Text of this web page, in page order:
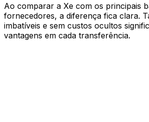
Ao comparar a Xe com os principais
fornecedores, a diferença fica clara.
imbatíveis e sem custos ocultos
vantagens em cada transferência.